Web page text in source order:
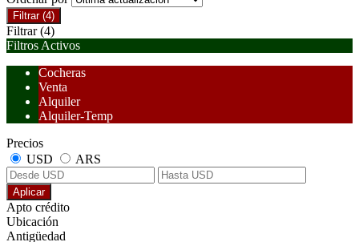
Filtrar (4)
Filtrar (4)
Filtros Activos
Cocheras
Venta
Alquiler
Alquiler-Temp
Precios
USD
ARS
Aplicar
Apto crédito
Ubicación
Antigüedad